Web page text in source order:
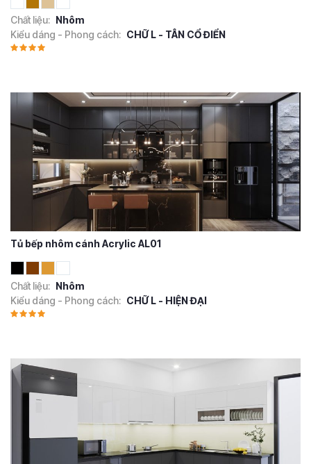
Chất liệu: Nhôm
Kiểu dáng - Phong cách: CHỮ L - TÂN CỔ ĐIỂN
Tủ bếp nhôm cánh Acrylic AL01
Chất liệu: Nhôm
Kiểu dáng - Phong cách: CHỮ L - HIỆN ĐẠI